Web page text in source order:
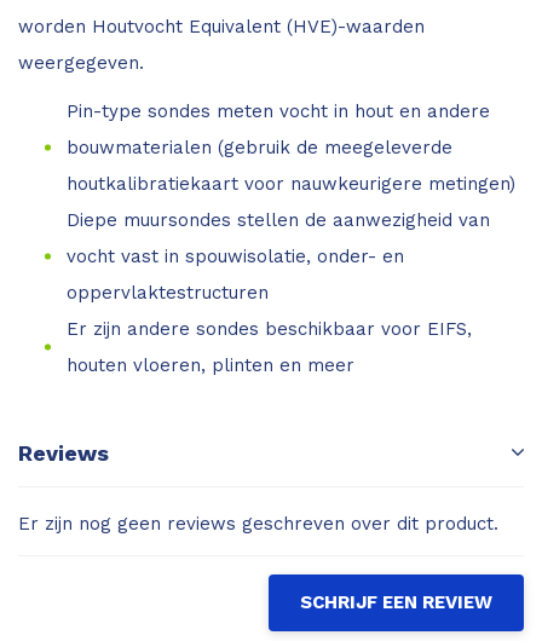
worden Houtvocht Equivalent (HVE)-waarden
weergegeven.
Pin-type sondes meten vocht in hout en andere
bouwmaterialen (gebruik de meegeleverde
houtkalibratiekaart voor nauwkeurigere metingen)
Diepe muursondes stellen de aanwezigheid van
vocht vast in spouwisolatie, onder- en
oppervlaktestructuren
Er zijn andere sondes beschikbaar voor EIFS,
houten vloeren, plinten en meer
Reviews
Er zijn nog geen reviews geschreven over dit product.
SCHRIJF EEN REVIEW